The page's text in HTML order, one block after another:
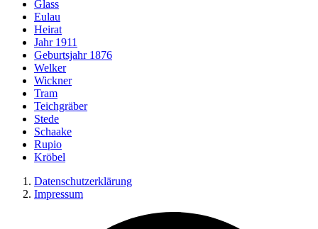
Glass
Eulau
Heirat
Jahr 1911
Geburtsjahr 1876
Welker
Wickner
Tram
Teichgräber
Stede
Schaake
Rupio
Kröbel
Datenschutzerklärung
Impressum